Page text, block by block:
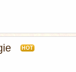
HOT